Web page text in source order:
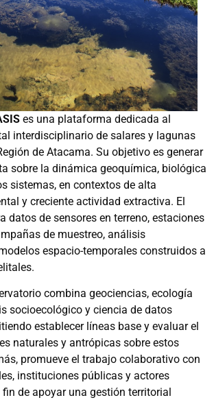
es una plataforma dedicada al
interdisciplinario de salares y lagunas
de Atacama. Su objetivo es generar
sobre la dinámica geoquímica, biológica
sistemas, en contextos de alta
y creciente actividad extractiva. El
datos de sensores en terreno, estaciones
de muestreo, análisis
espacio-temporales construidos a
combina geociencias, ecología
socioecológico y ciencia de datos
establecer líneas base y evaluar el
naturales y antrópicas sobre estos
promueve el trabajo colaborativo con
instituciones públicas y actores
de apoyar una gestión territorial